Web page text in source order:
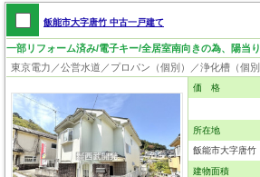
飯能市大字唐竹 中古一戸建て
価 格
所在地
飯能市大字唐竹
建物面積